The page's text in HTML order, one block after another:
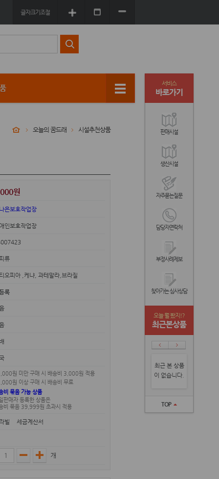
글자크기조절
오늘의 꿈드래 시설추천상품
원
은보호작업장
인보호작업장
류
오피아 ,케냐, 과테말라,브라질
록
원 미만 구매 시 배송비 3,000원 적용
원 이상 구매 시 배송비 무료
비 묶음 가능 상품
판매자 등록한 상품은
비 묶음 39,999원 초과시 적용
빌 세금계산서
개
서비스
바로가기
판매시설
생산시설
자주묻는질문
담당자연락처
부정사례제보
찾아가는 심사상담
오늘 뭘 봤지!?
최근본상품
최근 본 상품
이 없습니다.
TOP